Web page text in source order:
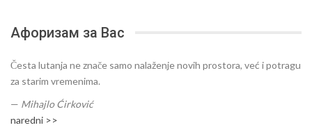
Афоризам за Вас
Česta lutanja ne znače samo nalaženje novih prostora, već i potragu
za starim vremenima.
— Mihajlo Ćirković
naredni >>